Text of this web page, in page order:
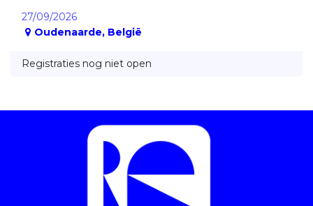
27/09/2026
Oudenaarde, België
Registraties nog niet open